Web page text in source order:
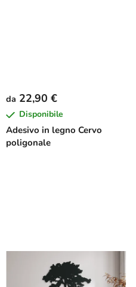
Adesivo in legno Cervo
poligonale
da 22,90 €
Disponibile